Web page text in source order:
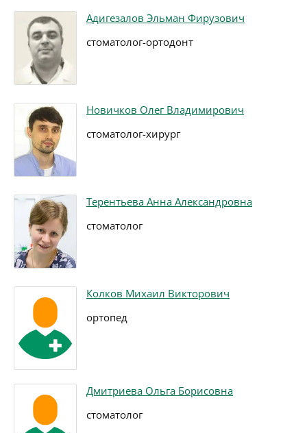
Адигезалов Эльман Фирузович
стоматолог-ортодонт
Новичков Олег Владимирович
стоматолог-хирург
Терентьева Анна Александровна
стоматолог
Колков Михаил Викторович
ортопед
Дмитриева Ольга Борисовна
стоматолог